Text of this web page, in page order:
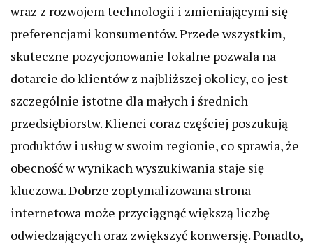
wraz z rozwojem technologii i zmieniającymi się
preferencjami konsumentów. Przede wszystkim,
skuteczne pozycjonowanie lokalne pozwala na
dotarcie do klientów z najbliższej okolicy, co jest
szczególnie istotne dla małych i średnich
przedsiębiorstw. Klienci coraz częściej poszukują
produktów i usług w swoim regionie, co sprawia, że
obecność w wynikach wyszukiwania staje się
kluczowa. Dobrze zoptymalizowana strona
internetowa może przyciągnąć większą liczbę
odwiedzających oraz zwiększyć konwersję. Ponadto,